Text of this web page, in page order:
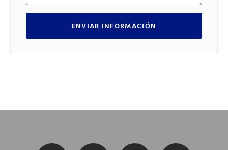
ENVIAR INFORMACIÓN